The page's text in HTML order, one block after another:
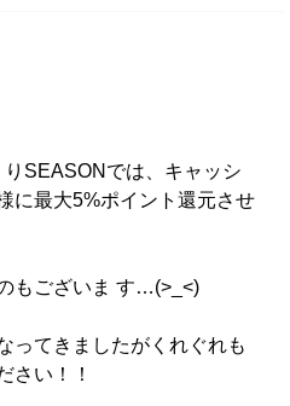
SEASONでは、キャッシ
に最大5%ポイント還元させ
もございま す…(>_<)
ってきましたがくれぐれも
さい！！